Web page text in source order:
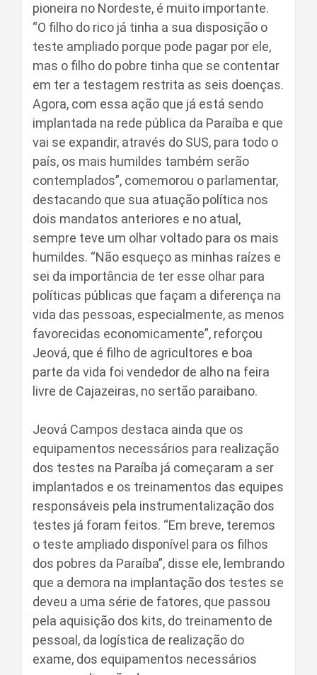
pioneira no Nordeste, é muito importante.
“O filho do rico já tinha a sua disposição o
teste ampliado porque pode pagar por ele,
mas o filho do pobre tinha que se contentar
em ter a testagem restrita as seis doenças.
Agora, com essa ação que já está sendo
implantada na rede pública da Paraíba e que
vai se expandir, através do SUS, para todo o
país, os mais humildes também serão
contemplados”, comemorou o parlamentar,
destacando que sua atuação política nos
dois mandatos anteriores e no atual,
sempre teve um olhar voltado para os mais
humildes. “Não esqueço as minhas raízes e
sei da importância de ter esse olhar para
políticas públicas que façam a diferença na
vida das pessoas, especialmente, as menos
favorecidas economicamente”, reforçou
Jeová, que é filho de agricultores e boa
parte da vida foi vendedor de alho na feira
livre de Cajazeiras, no sertão paraibano.
Jeová Campos destaca ainda que os
equipamentos necessários para realização
dos testes na Paraíba já começaram a ser
implantados e os treinamentos das equipes
responsáveis pela instrumentalização dos
testes já foram feitos. “Em breve, teremos
o teste ampliado disponível para os filhos
dos pobres da Paraíba”, disse ele, lembrando
que a demora na implantação dos testes se
deveu a uma série de fatores, que passou
pela aquisição dos kits, do treinamento de
pessoal, da logística de realização do
exame, dos equipamentos necessários